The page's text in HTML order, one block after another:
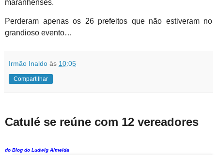
maranhenses.
Perderam apenas os 26 prefeitos que não estiveram no
grandioso evento…
Irmão Inaldo às 10:05
Compartilhar
Catulé se reúne com 12 vereadores
do Blog do Ludwig Almeida